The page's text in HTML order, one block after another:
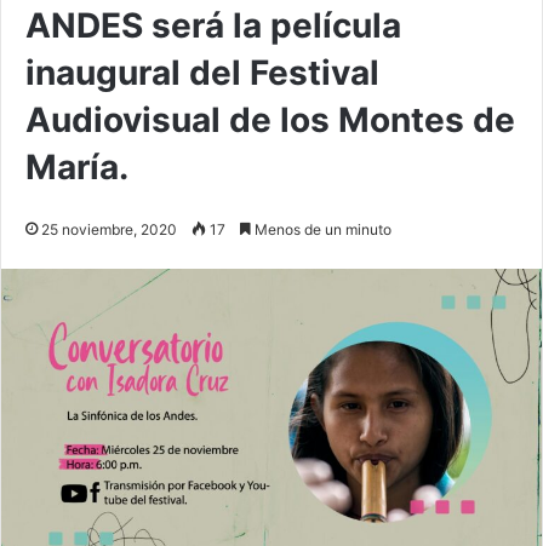
ANDES será la película
inaugural del Festival
Audiovisual de los Montes de
María.
25 noviembre, 2020 17 Menos de un minuto